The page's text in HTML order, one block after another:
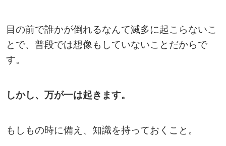
目の前で誰かが倒れるなんて滅多に起こらないこ
とで、普段では想像もしていないことだからで
す。
しかし、万が一は起きます。
もしもの時に備え、知識を持っておくこと。